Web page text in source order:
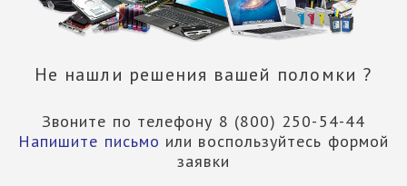
Не нашли решения вашей поломки ?
Звоните по телефону 8 (800) 250-54-44
Напишите письмо или воспользуйтесь формой
заявки